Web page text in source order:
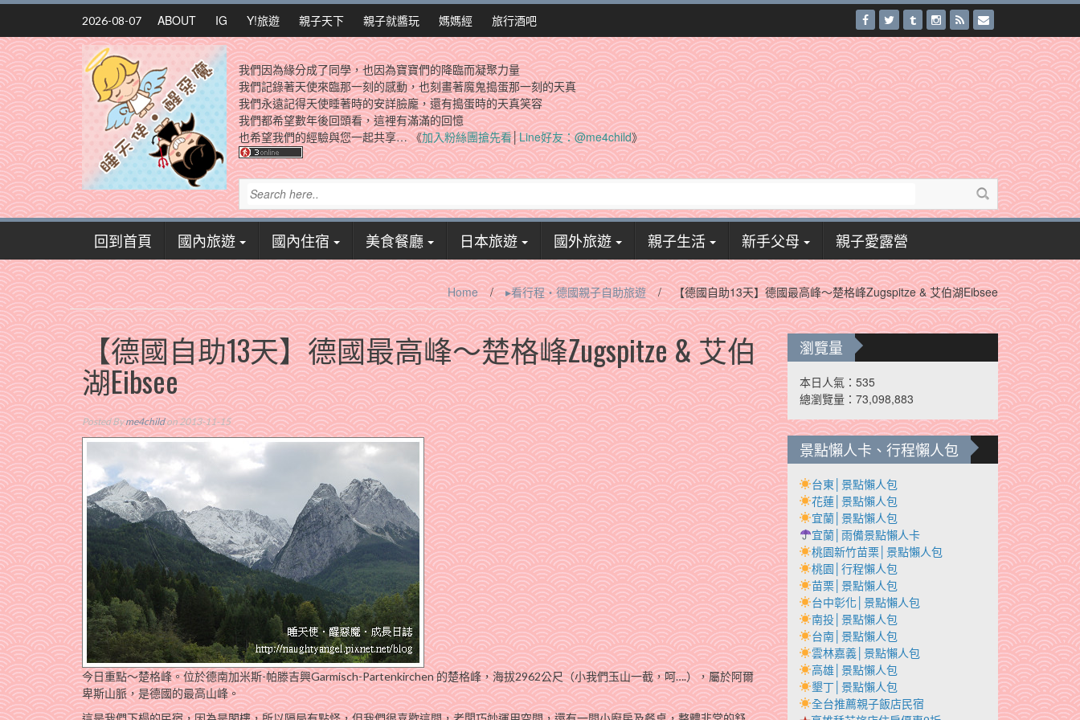
Skip
content
2026-08-07 ABOUT IG Y!旅遊 親子天下 親子就醬玩 媽媽經 旅行酒吧
我們因為緣分成了同學，也因為寶寶們的降臨而凝聚力量
我們記錄著天使來臨那一刻的感動，也刻畫著魔鬼搗蛋那一刻的天真
我們永遠記得天使睡著時的安詳臉龐，還有搗蛋時的天真笑容
我們都希望數年後回頭看，這裡有滿滿的回憶
也希望我們的經驗與您一起共享… 《加入粉絲團搶先看│Line好友：@me4child》
回到首頁 國內旅遊 國內住宿 美食餐廳 日本旅遊 國外旅遊 親子生活 新手父母 親子愛露營
Home / ▸看行程‧德國親子自助旅遊 / 【德國自助13天】德國最高峰～楚格峰Zugspitze & 艾伯湖Eibsee
【德國自助13天】德國最高峰～楚格峰Zugspitze & 艾伯
湖Eibsee
Posted Byme4childon 2013-11-15
今日重點～楚格峰。位於德南加米斯-帕滕吉興Garmisch-Partenkirchen 的楚格峰，海拔2962公尺（小我們玉山一截，呵….），屬於阿爾
卑斯山脈，是德國的最高山峰。
瀏覽量
本日人氣：535
總瀏覽量：73,098,883
景點懶人卡、行程懶人包
台東│景點懶人包
花蓮│景點懶人包
宜蘭│景點懶人包
宜蘭│雨備景點懶人卡
桃園新竹苗栗│景點懶人包
桃園│行程懶人包
苗栗│景點懶人包
台中彰化│景點懶人包
南投│景點懶人包
台南│景點懶人包
雲林嘉義│景點懶人包
高雄│景點懶人包
墾丁│景點懶人包
全台推薦親子飯店民宿